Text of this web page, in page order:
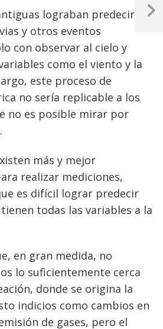
lograban predecir
y otros eventos
con observar al cielo y
como el viento y la
este proceso de
no sería replicable a los
no es posible mirar por
más y mejor
realizar mediciones,
es difícil lograr predecir
todas las variables a la
en gran medida, no
lo suficientemente cerca
donde se origina la
indicios como cambios en
de gases, pero el
Next